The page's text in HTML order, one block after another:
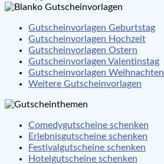
Gutscheinvorlagen Geburtstag
Gutscheinvorlagen Hochzeit
Gutscheinvorlagen Ostern
Gutscheinvorlagen Valentinstag
Gutscheinvorlagen Weihnachten
Weitere Gutscheinvorlagen
Comedygutscheine schenken
Erlebnisgutscheine schenken
Festivalgutscheine schenken
Hotelgutscheine schenken